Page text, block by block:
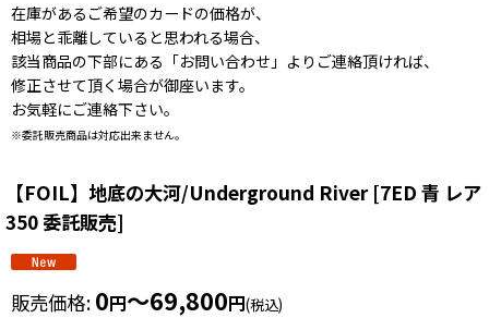
在庫があるご希望のカードの価格が、
相場と乖離していると思われる場合、
該当商品の下部にある「お問い合わせ」よりご連絡頂ければ、
修正させて頂く場合が御座います。
お気軽にご連絡下さい。
※委託販売商品は対応出来ません。
【FOIL】地底の大河/Underground River [7ED 青 レア
350 委託販売]
販売価格: 0円～69,800円(税込)